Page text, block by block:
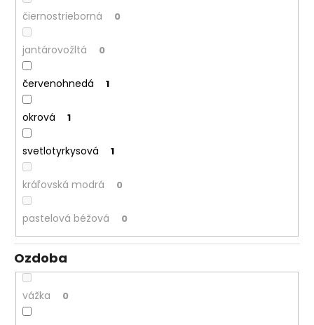
čiernostrieborná 0
jantárovožltá 0
červenohnedá 1
okrová 1
svetlotyrkysová 1
kráľovská modrá 0
pastelová béžová 0
Ozdoba
vážka 0